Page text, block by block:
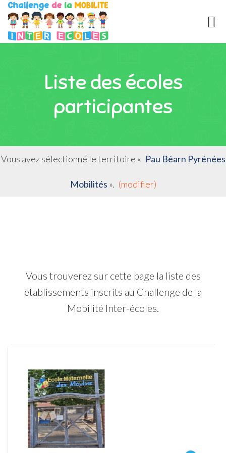
Liste des écoles
participantes
Vous avez sélectionné le territoire « Pau Béarn Pyrénées
Mobilités ». (modifier)
Vous trouverez sur cette page la liste des
établissements inscrits au Challenge de la
Mobilité Inter-écoles.